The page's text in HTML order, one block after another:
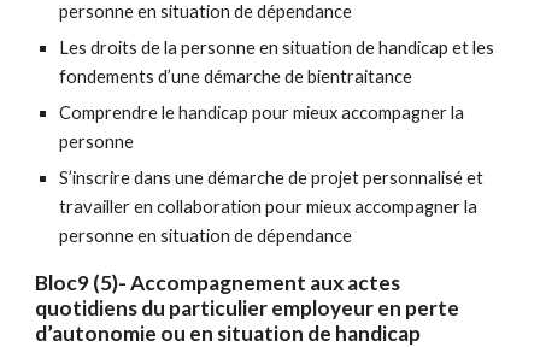
personne en situation de dépendance
Les droits de la personne en situation de handicap et les
fondements d’une démarche de bientraitance
Comprendre le handicap pour mieux accompagner la
personne
S’inscrire dans une démarche de projet personnalisé et
travailler en collaboration pour mieux accompagner la
personne en situation de dépendance
Bloc9 (5)- Accompagnement aux actes
quotidiens du particulier employeur en perte
d’autonomie ou en situation de handicap